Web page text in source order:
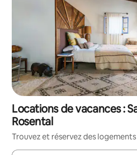
Locations de vacances :
Rosental
Trouvez et réservez des